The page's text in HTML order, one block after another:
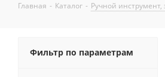
Главная - Каталог - Ручной инструмент,
Фильтр по параметрам